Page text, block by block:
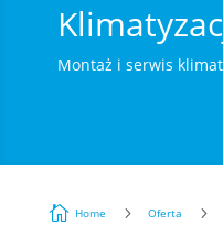
Montaż i serwis
 Home 5 Oferta 5